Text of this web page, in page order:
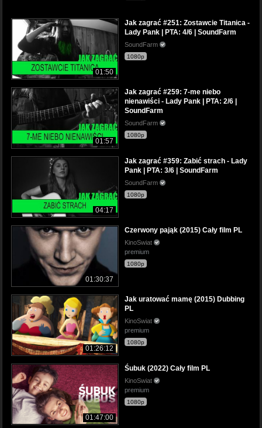
01:50
Jak zagrać #251: Zostawcie Titanica -
Lady Pank | PTA: 4/6 | SoundFarm
SoundFarm
1080p
01:57
Jak zagrać #259: 7-me niebo
nienawiści - Lady Pank | PTA: 2/6 |
SoundFarm
SoundFarm
1080p
04:17
Jak zagrać #359: Zabić strach - Lady
Pank | PTA: 3/6 | SoundFarm
SoundFarm
1080p
01:30:37
Czerwony pająk (2015) Cały film PL
KinoSwiat
premium
1080p
01:26:12
Jak uratować mamę (2015) Dubbing
PL
KinoSwiat
premium
1080p
01:47:00
Śubuk (2022) Cały film PL
KinoSwiat
premium
1080p